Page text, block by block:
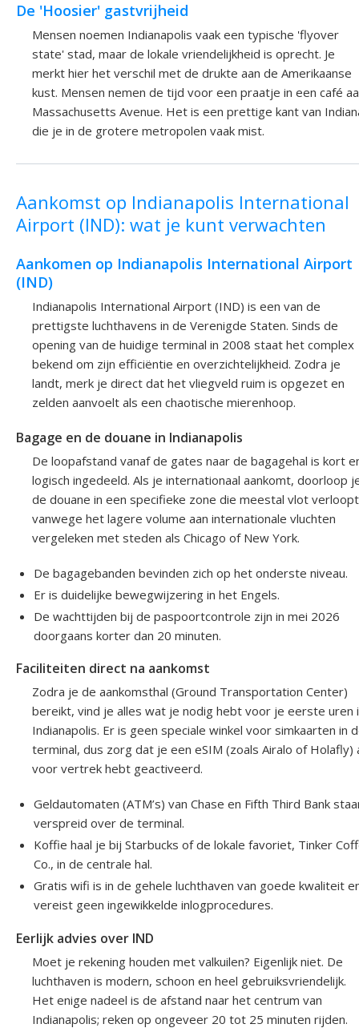
De 'Hoosier' gastvrijheid
Mensen noemen Indianapolis vaak een typische 'flyover
state' stad, maar de lokale vriendelijkheid is oprecht. Je
merkt hier het verschil met de drukte aan de Amerikaanse
kust. Mensen nemen de tijd voor een praatje in een café
Massachusetts Avenue. Het is een prettige kant van
die je in de grotere metropolen vaak mist.
Aankomst op Indianapolis International
Airport (IND): wat je kunt verwachten
Aankomen op Indianapolis International Airport
(IND)
Indianapolis International Airport (IND) is een van de
prettigste luchthavens in de Verenigde Staten. Sinds de
opening van de huidige terminal in 2008 staat het complex
bekend om zijn efficiëntie en overzichtelijkheid. Zodra je
landt, merk je direct dat het vliegveld ruim is opgezet en
zelden aanvoelt als een chaotische mierenhoop.
Bagage en de douane in Indianapolis
De loopafstand vanaf de gates naar de bagagehal is kort
logisch ingedeeld. Als je internationaal aankomt, doorloop
de douane in een specifieke zone die meestal vlot verloopt
vanwege het lagere volume aan internationale vluchten
vergeleken met steden als Chicago of New York.
De bagagebanden bevinden zich op het onderste niveau.
Er is duidelijke bewegwijzering in het Engels.
De wachttijden bij de paspoortcontrole zijn in mei 2026
doorgaans korter dan 20 minuten.
Faciliteiten direct na aankomst
Zodra je de aankomsthal (Ground Transportation Center)
bereikt, vind je alles wat je nodig hebt voor je eerste uren
Indianapolis. Er is geen speciale winkel voor simkaarten in
terminal, dus zorg dat je een eSIM (zoals Airalo of Holafly)
voor vertrek hebt geactiveerd.
Geldautomaten (ATM’s) van Chase en Fifth Third Bank
verspreid over de terminal.
Koffie haal je bij Starbucks of de lokale favoriet, Tinker
Co., in de centrale hal.
Gratis wifi is in de gehele luchthaven van goede kwaliteit
vereist geen ingewikkelde inlogprocedures.
Eerlijk advies over IND
Moet je rekening houden met valkuilen? Eigenlijk niet. De
luchthaven is modern, schoon en heel gebruiksvriendelijk.
Het enige nadeel is de afstand naar het centrum van
Indianapolis; reken op ongeveer 20 tot 25 minuten rijden.